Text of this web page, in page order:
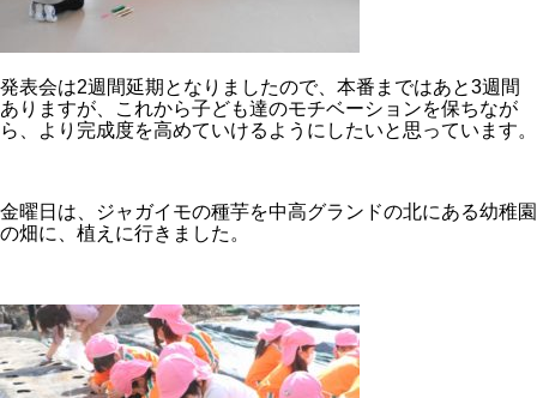
発表会は2週間延期となりましたので、本番まではあと3週間
ありますが、これから子ども達のモチベーションを保ちなが
ら、より完成度を高めていけるようにしたいと思っています。
金曜日は、ジャガイモの種芋を中高グランドの北にある幼稚園
の畑に、植えに行きました。